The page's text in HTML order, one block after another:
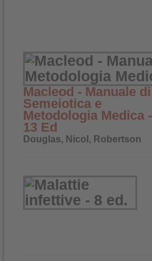
Macleod - Manuale di
Semeiotica e
Metodologia Medica -
13 Ed
Douglas, Nicol, Robertson